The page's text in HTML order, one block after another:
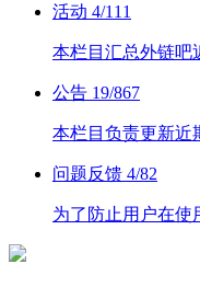
活动 4/111
本栏目汇总外链吧
公告 19/867
本栏目负责更新近
问题反馈 4/82
为了防止用户在使